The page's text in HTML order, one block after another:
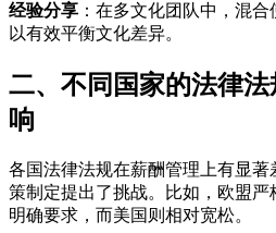
经验分享 ：在多文化团队中，混
以有效平衡文化差异。
二、不同国家的法律
响
各国法律法规在薪酬管理上有显
策制定提出了挑战。比如，欧盟
明确要求，而美国则相对宽松。